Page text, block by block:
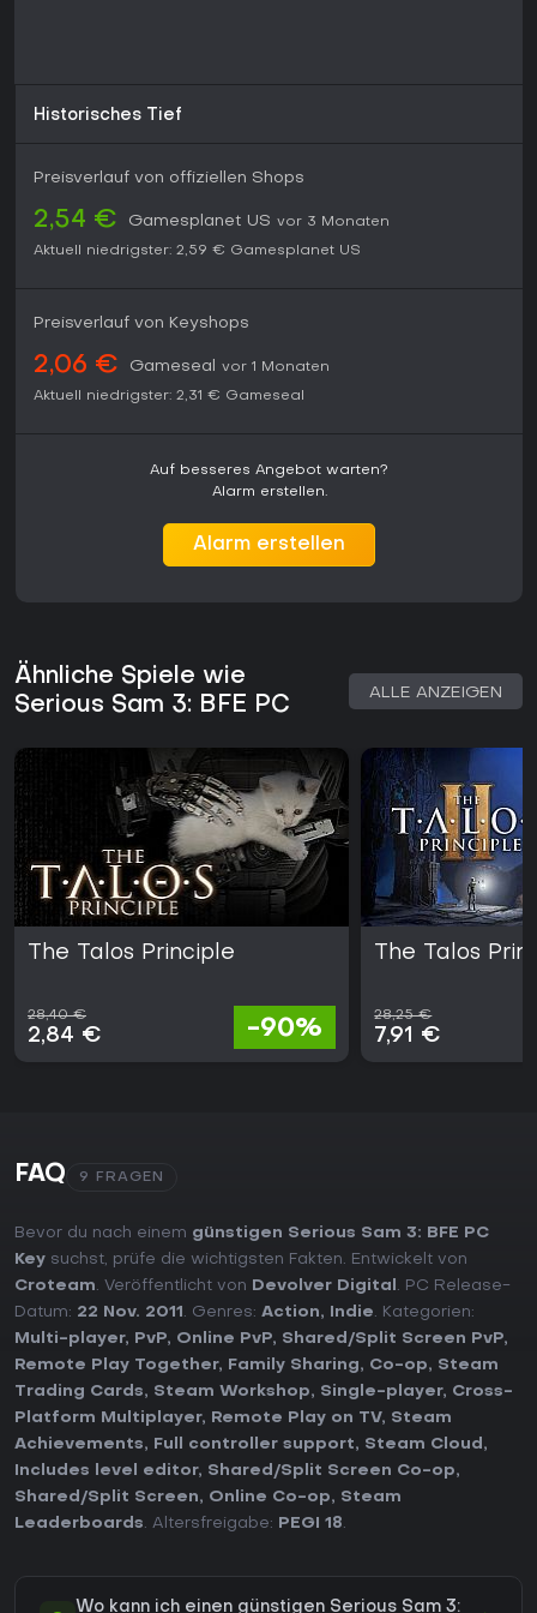
Historisches Tief
Preisverlauf von offiziellen Shops
2,54 € Gamesplanet US vor 3 Monaten
Aktuell niedrigster: 2,59 € Gamesplanet US
Preisverlauf von Keyshops
2,06 € Gameseal
vor 1 Monaten
Aktuell niedrigster: 2,31 € Gameseal
Auf besseres Angebot warten?
Alarm erstellen.
Alarm erstellen
Ähnliche Spiele wie
Serious Sam 3: BFE PC
ALLE ANZEIGEN
The Talos Principle
28,40 €
2,84 € -90%
The Talos
28,25 €
7,91 €
FAQ 9 FRAGEN
Bevor du nach einem günstigen Serious Sam 3: BFE PC
Key suchst, prüfe die wichtigsten Fakten. Entwickelt von
Croteam. Veröffentlicht von Devolver Digital . PC Release-
Datum: 22 Nov. 2011 . Genres: Action, Indie. Kategorien:
Multi-player, PvP, Online PvP, Shared/Split Screen PvP,
Remote Play Together, Family Sharing, Co-op, Steam
Trading Cards, Steam Workshop, Single-player, Cross-
Platform Multiplayer, Remote Play on TV, Steam
Achievements, Full controller support, Steam Cloud ,
Includes level editor, Shared/Split Screen Co-op,
Shared/Split Screen, Online Co-op, Steam
Leaderboards. Altersfreigabe: PEGI 18.
Wo kann ich einen günstigen Serious Sam 3: